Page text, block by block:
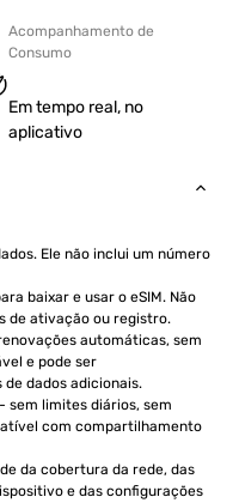
Acompanhamento de
Consumo
Em tempo real, no
aplicativo
Ele não inclui um número
baixar e usar o eSIM. Não
de ativação ou registro.
automáticas, sem
e pode ser
dados adicionais.
sem limites diários, sem
com compartilhamento
da cobertura da rede, das
e das configurações